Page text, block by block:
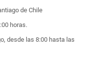
de Chile
horas.
desde las 8:00 hasta las